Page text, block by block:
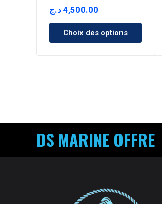
4,500.00د.ج
Choix des options
DS MARINE OFFRE